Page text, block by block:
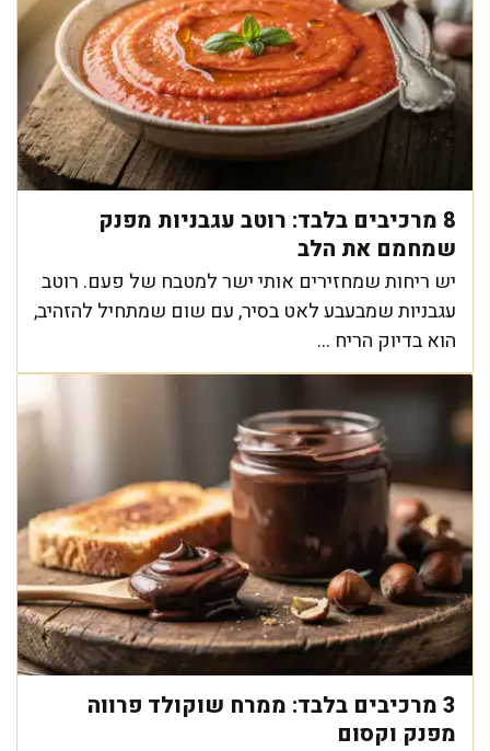
8 מרכיבים בלבד: רוטב עגבניות מפנק
שמחמם את הלב
יש ריחות שמחזירים אותי ישר למטבח של פעם. רוטב
עגבניות שמבעבע לאט בסיר, עם שום שמתחיל להזהיב,
הוא בדיוק הריח ...
3 מרכיבים בלבד: ממרח שוקולד פרווה
מפנק וקסום